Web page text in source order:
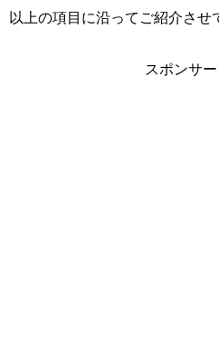
以上の項目に沿ってご紹介させ
スポンサ